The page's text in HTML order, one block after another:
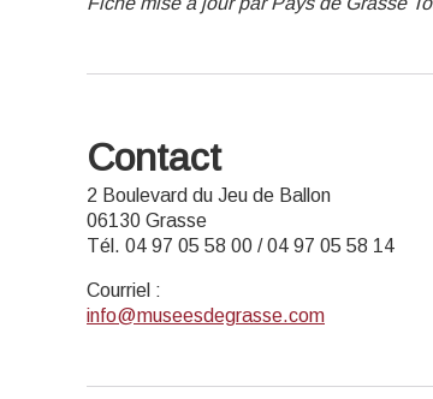
Contact
2 Boulevard du Jeu de Ballon
06130 Grasse
Tél. 04 97 05 58 00 / 04 97 05 58 14
Courriel :
info@museesdegrasse.com